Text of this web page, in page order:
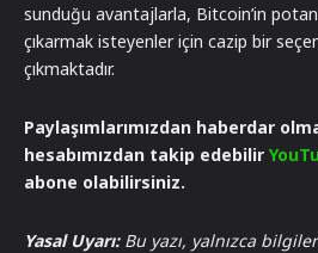
sunduğu avantajlarla, Bitcoin’in
çıkarmak isteyenler için cazip bir
çıkmaktadır.
Paylaşımlarımızdan haberdar
hesabımızdan takip edebilir
abone olabilirsiniz.
Yasal Uyarı:Bu yazı, yalnızca